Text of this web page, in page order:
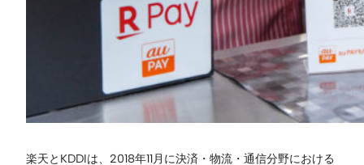
楽天とKDDIは、2018年11月に決済・物流・通信分野における